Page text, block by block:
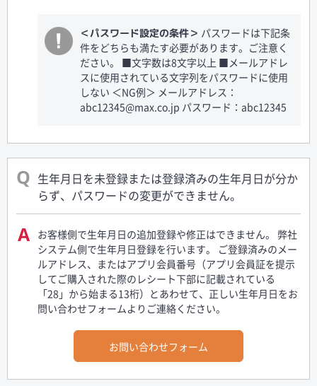
＜パスワード設定の条件＞ パスワードは下記条
件をどちらも満たす必要があります。ご注意く
ださい。 ■文字数は8文字以上 ■メールアドレ
スに使用されている文字列をパスワードに使用
しない ＜NG例＞ メールアドレス：
abc12345@max.co.jp パスワード：abc12345
生年月日を未登録または登録済みの生年月日が分か
らず、パスワードの変更ができません。
お客様側で生年月日の追加登録や修正はできません。 弊社
システム側で生年月日登録を行います。 ご登録済みのメー
ルアドレス、またはアプリ会員番号（アプリ会員証を提示
してご購入された際のレシート下部に記載されている
「28」から始まる13桁）とあわせて、正しい生年月日をお
問い合わせフォームよりご連絡ください。
お問い合わせフォーム